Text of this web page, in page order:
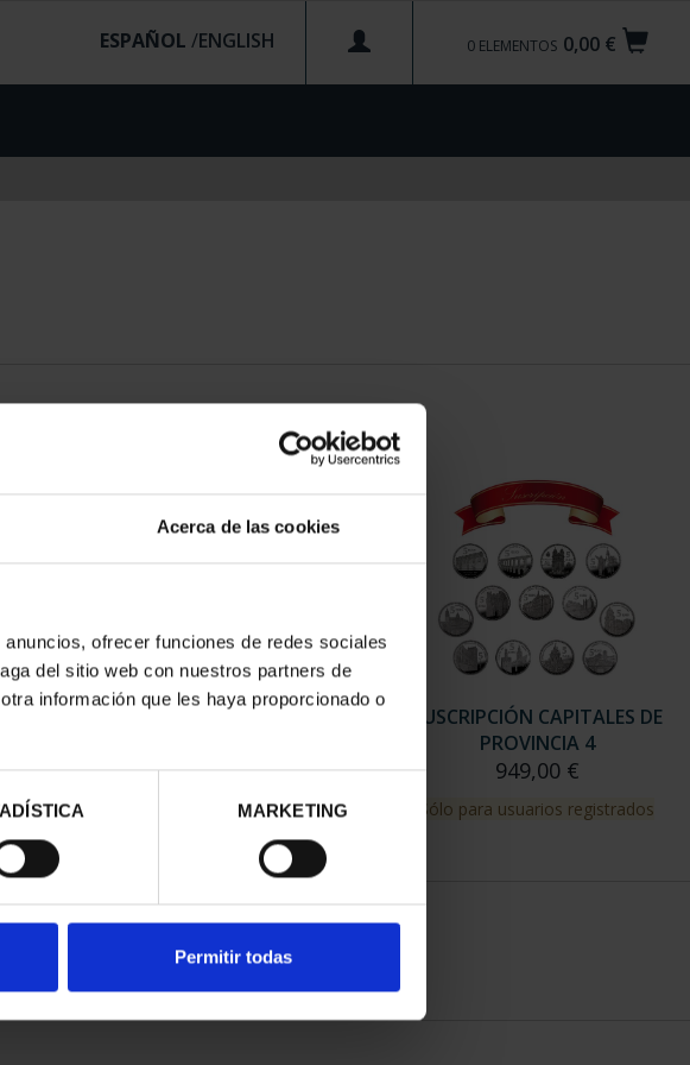
Acerca de las cookies
ofrecer funciones de redes sociales
del sitio web con nuestros partners de
información que les haya proporcionado o
MARKETING
Permitir todas
0,00 €
0 ELEMENTOS
ESPAÑOL /
DE
SUSCRIPCIÓN CAPITALES DE
949,00 €
Sólo para usuarios registrados
SUSCRIPCIÓN CAPITALES DE
PROVINCIA 4
949,00 €
Sólo para usuarios registrados